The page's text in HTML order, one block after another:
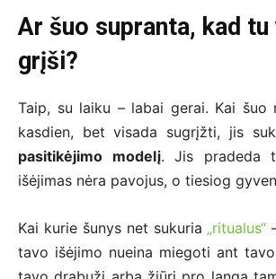
Ar šuo supranta, kad
grįši?
Taip, su laiku – labai gerai. Kai šuo
kasdien, bet visada sugrįžti, jis
pasitikėjimo modelį. Jis pradeda
išėjimas nėra pavojus, o tiesiog
Kai kurie šunys net sukuria „ritualus“
tavo išėjimo nueina miegoti ant